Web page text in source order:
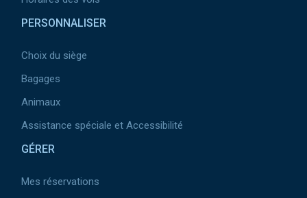
PERSONNALISER
Choix du siège
Bagages
Animaux
Assistance spéciale et Accessibilité
GÉRER
Mes réservations